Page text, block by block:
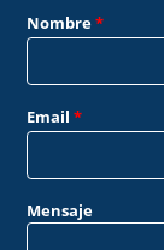
Nombre*
Email*
Mensaje